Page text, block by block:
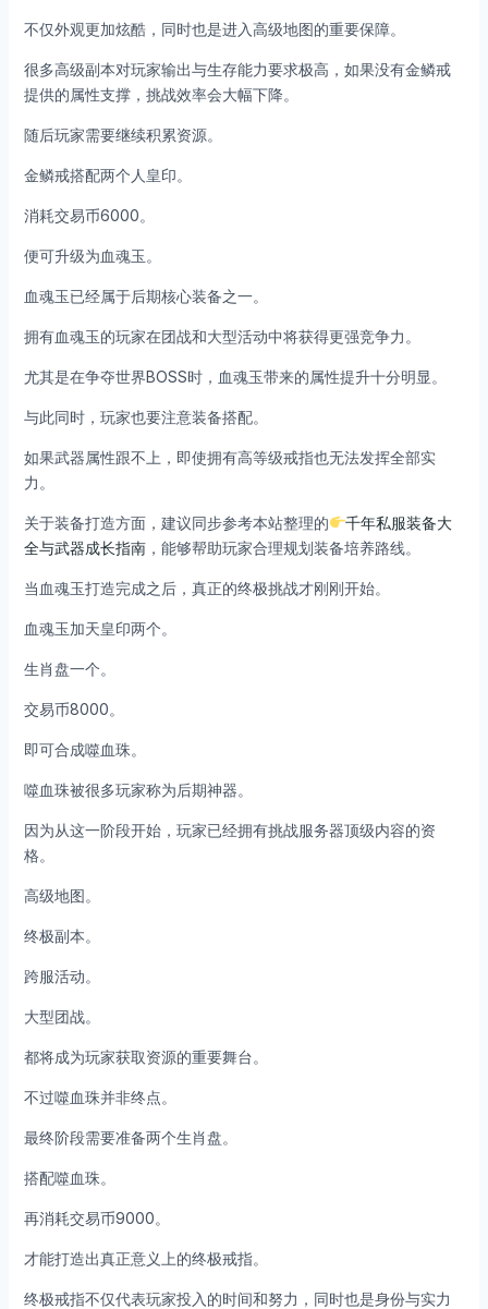
不仅外观更加炫酷，同时也是进入高级地图的重要保障。
很多高级副本对玩家输出与生存能力要求极高，如果没有金鳞戒
提供的属性支撑，挑战效率会大幅下降。
随后玩家需要继续积累资源。
金鳞戒搭配两个人皇印。
消耗交易币6000。
便可升级为血魂玉。
血魂玉已经属于后期核心装备之一。
拥有血魂玉的玩家在团战和大型活动中将获得更强竞争力。
尤其是在争夺世界BOSS时，血魂玉带来的属性提升十分明显。
与此同时，玩家也要注意装备搭配。
如果武器属性跟不上，即使拥有高等级戒指也无法发挥全部实
力。
关于装备打造方面，建议同步参考本站整理的
千年私服装备大
全与武器成长指南，能够帮助玩家合理规划装备培养路线。
当血魂玉打造完成之后，真正的终极挑战才刚刚开始。
血魂玉加天皇印两个。
生肖盘一个。
交易币8000。
即可合成噬血珠。
噬血珠被很多玩家称为后期神器。
因为从这一阶段开始，玩家已经拥有挑战服务器顶级内容的资
格。
高级地图。
终极副本。
跨服活动。
大型团战。
都将成为玩家获取资源的重要舞台。
不过噬血珠并非终点。
最终阶段需要准备两个生肖盘。
搭配噬血珠。
再消耗交易币9000。
才能打造出真正意义上的终极戒指。
终极戒指不仅代表玩家投入的时间和努力，同时也是身份与实力